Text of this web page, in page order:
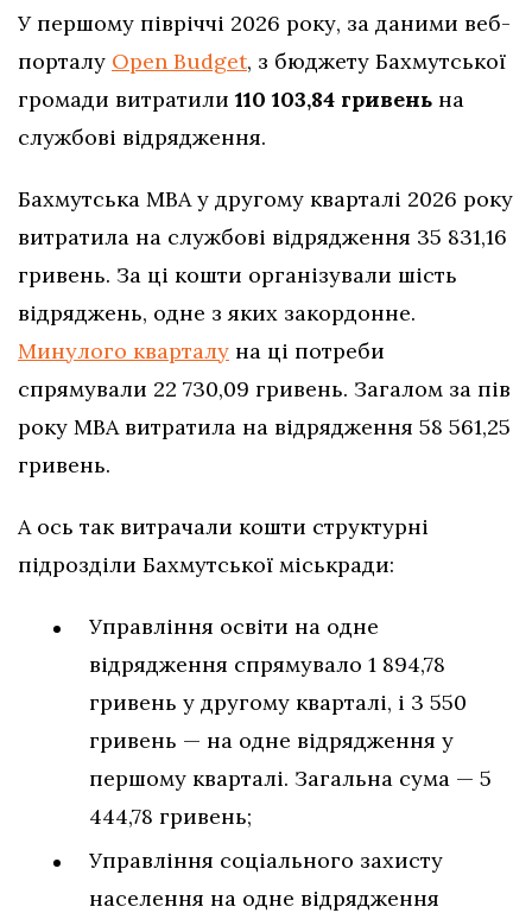
У першому півріччі 2026 року, за даними веб-
порталу Open Budget, з бюджету Бахмутської
громади витратили 110 103,84 гривень на
службові відрядження.
Бахмутська МВА у другому кварталі 2026 року
витратила на службові відрядження 35 831,16
гривень. За ці кошти організували шість
відряджень, одне з яких закордонне.
Минулого кварталу на ці потреби
спрямували 22 730,09 гривень. Загалом за пів
року МВА витратила на відрядження 58 561,25
гривень.
А ось так витрачали кошти структурні
підрозділи Бахмутської міськради:
Управління освіти на одне
відрядження спрямувало 1 894,78
гривень у другому кварталі, і 3 550
гривень — на одне відрядження у
першому кварталі. Загальна сума — 5
444,78 гривень;
Управління соціального захисту
населення на одне відрядження